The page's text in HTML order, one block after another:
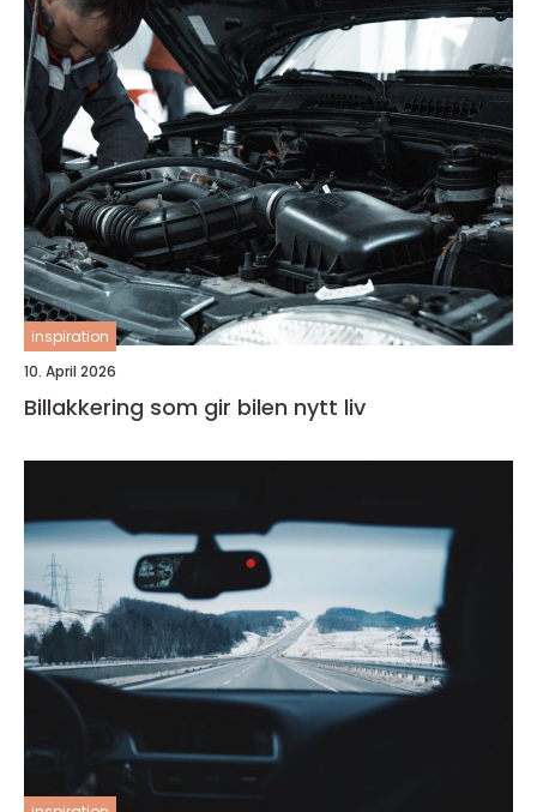
inspiration
10. April 2026
Billakkering som gir bilen nytt liv